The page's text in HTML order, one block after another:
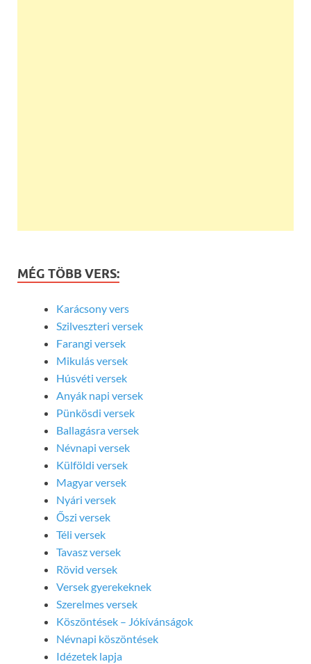
MÉG TÖBB VERS:
Karácsony vers
Szilveszteri versek
Farangi versek
Mikulás versek
Húsvéti versek
Anyák napi versek
Pünkösdi versek
Ballagásra versek
Névnapi versek
Külföldi versek
Magyar versek
Nyári versek
Őszi versek
Téli versek
Tavasz versek
Rövid versek
Versek gyerekeknek
Szerelmes versek
Köszöntések – Jókívánságok
Névnapi köszöntések
Idézetek lapja